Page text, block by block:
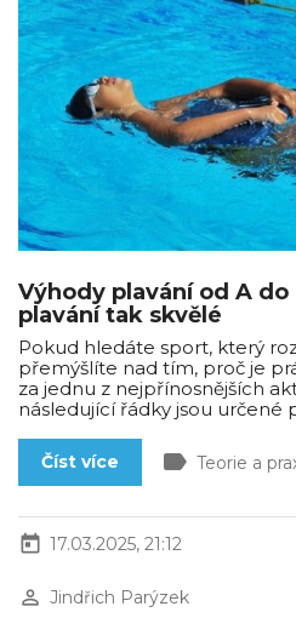
Výhody plavání od A do
plavání tak skvělé
Pokud hledáte sport, který
přemýšlíte nad tím, proč je
za jednu z nejpřínosnějších
následující řádky jsou určené
Číst více label Teorie a
today 17.03.2025, 21:12
perm_identity Jindřich Parýzek